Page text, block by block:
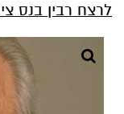
לרצח רבין בנס